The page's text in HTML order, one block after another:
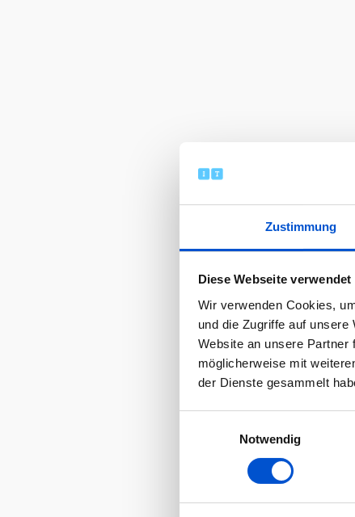
Zustimmung
Diese Webseite
Wir verwenden Cookies,
und die Zugriffe auf
Website an unsere Partner
möglicherweise mit
der Dienste gesammelt
Notwendig